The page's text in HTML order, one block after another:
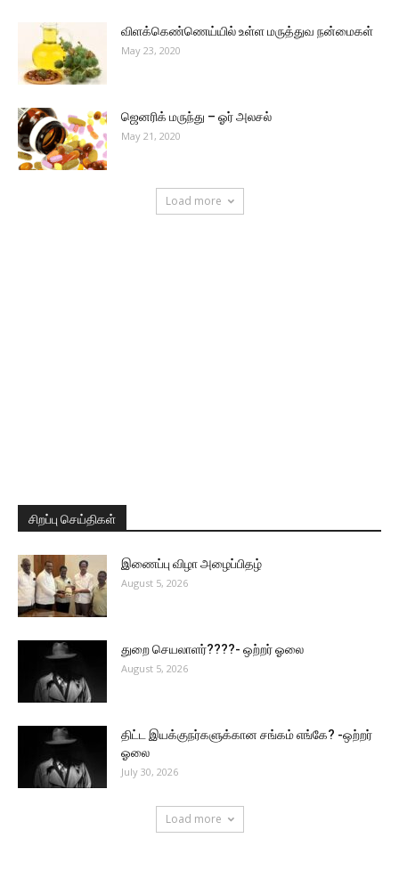
விளக்கெண்ணெய்யில் உள்ள மருத்துவ நன்மைகள்
May 23, 2020
ஜெனரிக் மருந்து – ஓர் அலசல்
May 21, 2020
Load more
சிறப்பு செய்திகள்
இணைப்பு விழா அழைப்பிதழ்
August 5, 2026
துறை செயலாளர்????- ஒற்றர் ஓலை
August 5, 2026
திட்ட இயக்குநர்களுக்கான சங்கம் எங்கே? -ஒற்றர்
ஓலை
July 30, 2026
Load more